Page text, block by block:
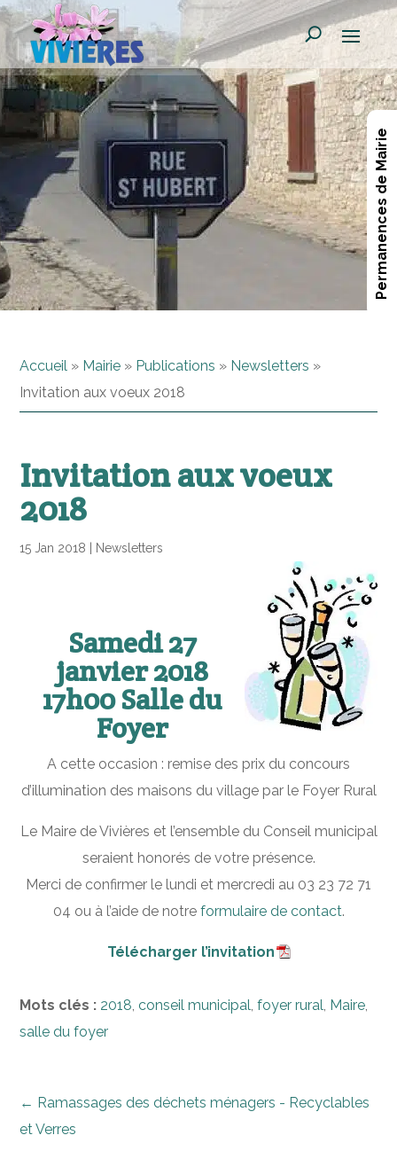
Permanences de Mairie
Accueil » Mairie » Publications » Newsletters »
Invitation aux voeux 2018
Invitation aux voeux
2018
15 Jan 2018 Newsletters
Samedi 27
janvier 2018
17h00 Salle du
Foyer
A cette occasion : remise des prix du concours
d’illumination des maisons du village par le Foyer Rural
Le Maire de Vivières et l’ensemble du Conseil municipal
seraient honorés de votre présence.
Merci de confirmer le lundi et mercredi au 03 23 72 71
04 ou à l’aide de notre formulaire de contact.
Télécharger l’invitation
Mots clés : 2018,conseil municipal,foyer rural, Maire,
salle du foyer
← Ramassages des déchets ménagers - Recyclables
et Verres